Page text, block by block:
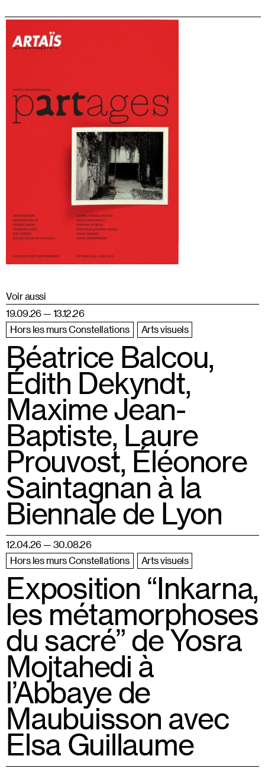
Voir aussi
19.09.26 — 13.12.26
Hors les murs Constellations
Arts visuels
Béatrice Balcou,
Édith Dekyndt,
Maxime Jean-
Baptiste, Laure
Prouvost, Éléonore
Saintagnan à la
Biennale de Lyon
12.04.26 — 30.08.26
Hors les murs Constellations
Arts visuels
Exposition “Inkarna,
les métamorphoses
du sacré” de Yosra
Mojtahedi à
l’Abbaye de
Maubuisson avec
Elsa Guillaume